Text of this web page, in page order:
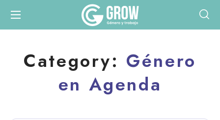
Category: Género
en Agenda